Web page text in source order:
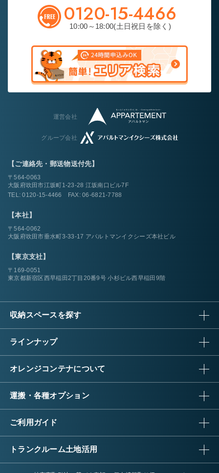
0120-15-4466
10:00～18:00(土日祝日を除く)
運営会社
グループ会社
【ご連絡先・郵送物送付先】
〒564-0063
大阪府吹田市江坂町1-23-28 江坂南口ビル7F
TEL:0120-15-4466 FAX: 06-6821-7788
【本社】
〒564-0062
大阪府吹田市垂水町3-33-17 アパルトマンイクシーズ本社ビル
【東京支社】
〒169-0051
東京都新宿区西早稲田2丁目20番9号 小杉ビル西早稲田9階
収納スペースを探す
ラインナップ
オレンジコンテナについて
運搬・各種オプション
ご利用ガイド
トランクルーム土地活用